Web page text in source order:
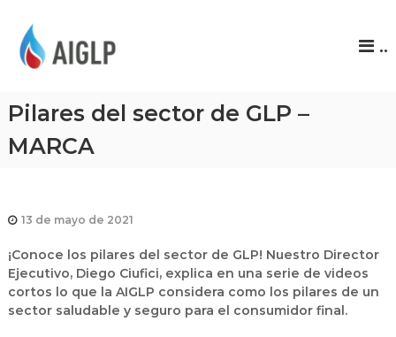
P
..
Pilares del sector de GLP –
MARCA
13 de mayo de 2021
¡Conoce los pilares del sector de GLP! Nuestro Director
Ejecutivo, Diego Ciufici, explica en una serie de videos
cortos lo que la AIGLP considera como los pilares de un
sector saludable y seguro para el consumidor final.